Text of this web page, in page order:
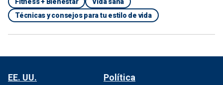
Técnicas y consejos para tu estilo de vida
EE. UU. Política